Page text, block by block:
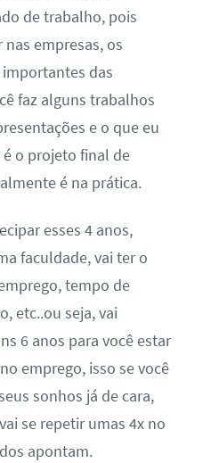
de trabalho, pois
empresas, os
das
faz alguns trabalhos
e o que eu
o projeto final de
é na prática.
esses 4 anos,
faculdade, vai ter o
tempo de
etc..ou seja, vai
6 anos para você estar
emprego, isso se você
sonhos já de cara,
se repetir umas 4x no
apontam.